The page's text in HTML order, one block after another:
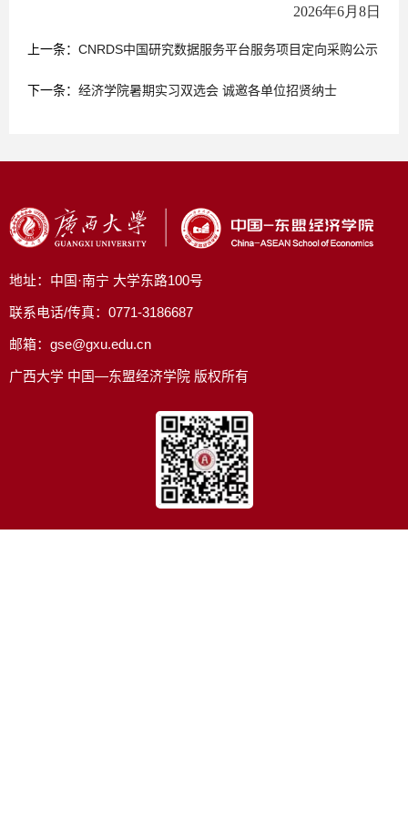
2026年6月8日
上一条： CNRDS中国研究数据服务平台服务项目定向采购公示
下一条： 经济学院暑期实习双选会 诚邀各单位招贤纳士
地址：中国·南宁 大学东路100号
联系电话/传真：0771-3186687
邮箱：gse@gxu.edu.cn
广西大学 中国—东盟经济学院 版权所有